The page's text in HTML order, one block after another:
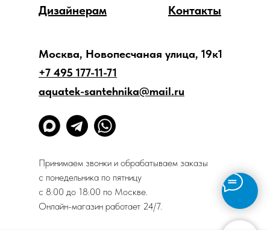
Дизайнерам
Контакты
Москва, Новопесчаная улица, 19к1
+7 495 177-11-71
aquatek-santehnika@mail.ru
Принимаем звонки и обрабатываем заказы
с понедельника по пятницу
с 8:00 до 18:00 по Москве.
Онлайн-магазин работает 24/7.